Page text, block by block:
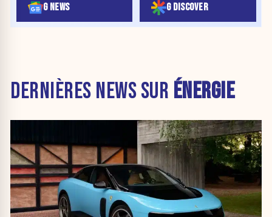
G NEWS G DISCOVER
DERNIÈRES NEWS SUR ÉNERGIE